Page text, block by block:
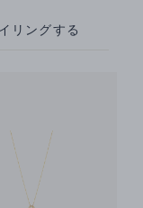
リングする